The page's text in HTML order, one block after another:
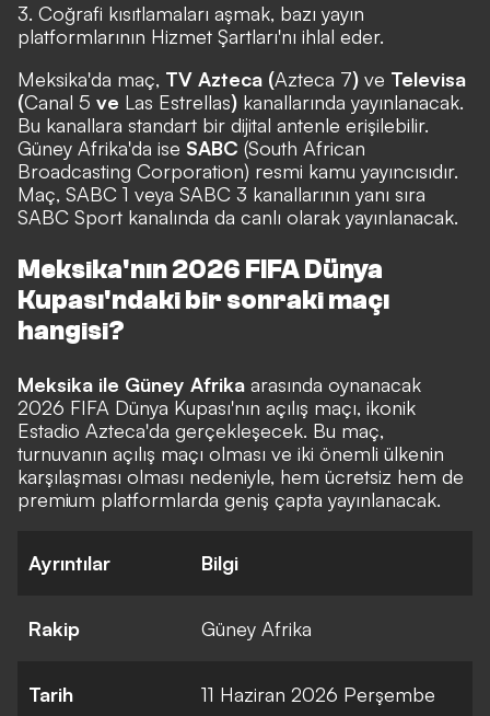
3. Coğrafi kısıtlamaları aşmak, bazı yayın
platformlarının Hizmet Şartları'nı ihlal eder.
Meksika'da maç, TV Azteca (Azteca 7) ve Televisa
(Canal 5 ve Las Estrellas) kanallarında yayınlanacak.
Bu kanallara standart bir dijital antenle erişilebilir.
Güney Afrika'da ise SABC (South African
Broadcasting Corporation) resmi kamu yayıncısıdır.
Maç, SABC 1 veya SABC 3 kanallarının yanı sıra
SABC Sport kanalında da canlı olarak yayınlanacak.
Meksika'nın 2026 FIFA Dünya
Kupası'ndaki bir sonraki maçı
hangisi?
Meksika ile Güney Afrika arasında oynanacak
2026 FIFA Dünya Kupası'nın açılış maçı, ikonik
Estadio Azteca'da gerçekleşecek. Bu maç,
turnuvanın açılış maçı olması ve iki önemli ülkenin
karşılaşması olması nedeniyle, hem ücretsiz hem de
premium platformlarda geniş çapta yayınlanacak.
Ayrıntılar Bilgi
Rakip Güney Afrika
Tarih 11 Haziran 2026 Perşembe